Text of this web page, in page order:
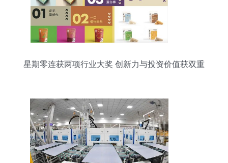
星期零连获两项行业大奖 创新力与投资价值获双重